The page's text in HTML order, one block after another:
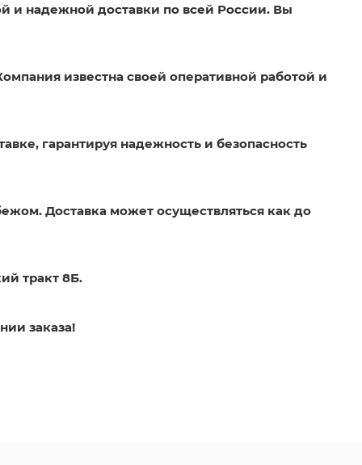
и надежной доставки по всей России. Вы
известна своей оперативной работой и
гарантируя надежность и безопасность
Доставка может осуществляться как до
тракт 8Б.
заказа!